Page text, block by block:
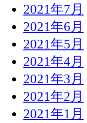
2021年7月
2021年6月
2021年5月
2021年4月
2021年3月
2021年2月
2021年1月